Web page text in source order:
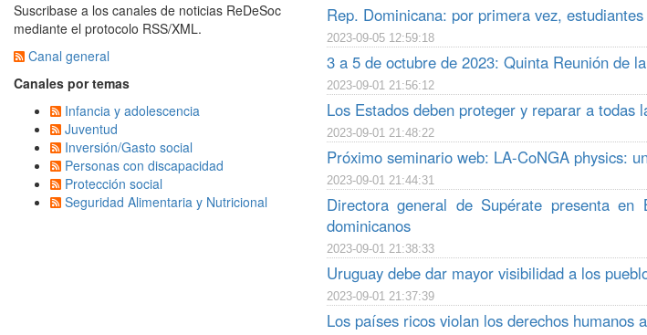
Suscribase a los canales de noticias ReDeSoc
mediante el protocolo RSS/XML.
Canal general
Canales por temas
Infancia y adolescencia
Juventud
Inversión/Gasto social
Personas con discapacidad
Protección social
Seguridad Alimentaria y Nutricional
Rep. Dominicana: por primera vez,
2023-09-05 12:59:18
3 a 5 de octubre de 2023: Quinta Reunión de
2023-09-01 21:56:12
Los Estados deben proteger y reparar a todas
2023-09-01 21:48:22
Próximo seminario web: LA-CoNGA physics:
2023-09-01 21:44:31
Directora general de Supérate presenta
dominicanos
2023-09-01 21:38:33
Uruguay debe dar mayor visibilidad a los
2023-09-01 21:37:39
Los países ricos violan los derechos humanos